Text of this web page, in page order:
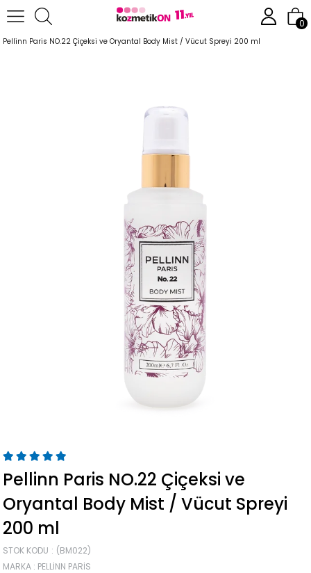
0
Anasayfa Body Mist
Pellinn Paris NO.22 Çiçeksi ve Oryantal Body Mist / Vücut Spreyi 200 ml
Pellinn Paris NO.22 Çiçeksi ve
Oryantal Body Mist / Vücut Spreyi
200 ml
STOK KODU
(BM022)
MARKA : PELLINN PARIS